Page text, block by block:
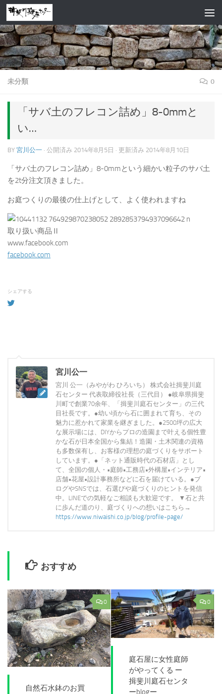
コンテンツへスキップ
未分類 0
「サバ土のフレコン詰め」8-0mmと
い…
BY 宮川公一 · 公開済み 2014年8月5日 · 更新済み 2014年8月10日
「サバ土のフレコン詰め」8-0mmという細かい粒子のサバ土
を2t分注文頂きました。
お庭つくりの最後の仕上げとして、よく使われますね
取り扱い商品Ⅱ
www.facebook.com
facebook.com
シェアする
宮川公一
宮川 公一（みやがわ ひろいち） 株式会社揖斐川庭
石センター 代表取締役社長（三代目） ●岐阜県揖斐
川町で創業70余年、「揖斐川庭石センター」の三代
目社長です。●幼い頃から石に囲まれて育ち、その
魅力に惹かれて家業を継ぎました。●2500坪の広大
な展示場には、DIYからプロの造園まで叶える個性豊
かな石が日本全国から集結！造園・土木関連の資格
も多数保有し、お客様の理想の庭づくりをサポート
しています。●「ネット通販時代の石材店」とし
て、全国の個人・•庭師•工務店•外構屋•インテリア•
店舗•花屋•設計事務所などに石を届けている。●ブ
ログやSNSでは、石選びや庭づくりのヒントを発信
中。LINEでの気軽なご相談も大歓迎です。 ▼石と共
に歩んだ道のり、庭づくりへの想いはこちら→
https://www.niwaishi.co.jp/blog/profile-page/
おすすめ
0
自然石水鉢のお買
0
庭石屋に女性庭師
がやってくる ー
揖斐川庭石センタ
ーblogー